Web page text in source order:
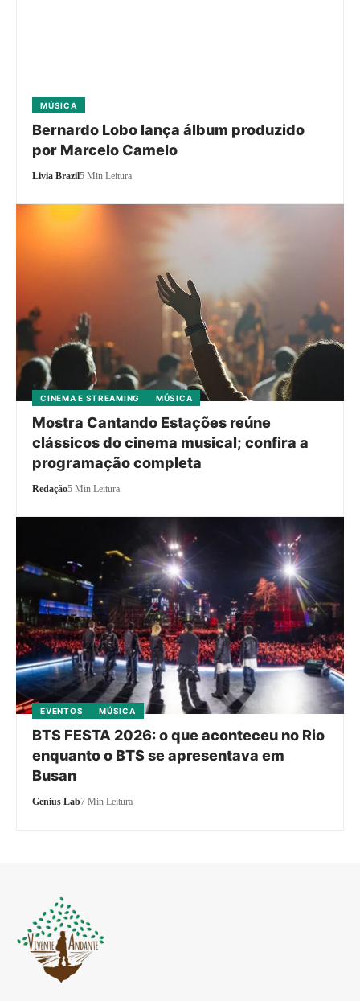
MÚSICA
Bernardo Lobo lança álbum produzido
por Marcelo Camelo
Livia Brazil5 Min Leitura
CINEMA E STREAMING MÚSICA
Mostra Cantando Estações reúne
clássicos do cinema musical; confira a
programação completa
Redação5 Min Leitura
EVENTOS MÚSICA
BTS FESTA 2026: o que aconteceu no Rio
enquanto o BTS se apresentava em
Busan
Genius Lab7 Min Leitura